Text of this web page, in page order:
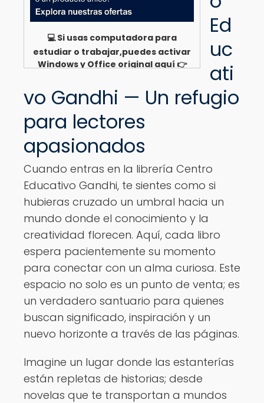
💻 Si usas computadora para
estudiar o trabajar,puedes activar
Windows y Office original aquí 👉
Ed
uc
ati
vo Gandhi — Un refugio
para lectores
apasionados
Cuando entras en la librería Centro
Educativo Gandhi, te sientes como si
hubieras cruzado un umbral hacia un
mundo donde el conocimiento y la
creatividad florecen. Aquí, cada libro
espera pacientemente su momento
para conectar con un alma curiosa. Este
espacio no solo es un punto de venta; es
un verdadero santuario para quienes
buscan significado, inspiración y un
nuevo horizonte a través de las páginas.
Imagine un lugar donde las estanterías
están repletas de historias; desde
novelas que te transportan a mundos